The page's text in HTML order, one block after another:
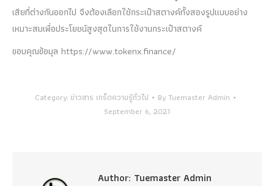
เสียที่ต่างกันออกไป จึงต้องเลือกใช้กระเป๋าสตางค์ทั้งสองรูปแบบอย่าง
เหมาะสมเพื่อประโยชน์สูงสุดในการใช้งานกระเป๋าสตางค์
ขอบคุณข้อมุล https://www.tokenx.finance/
Category: ข่าวสาร เกร็ดความรู้ทั่วไป ByTuemaster Admin
September 6, 2021
Author: Tuemaster Admin